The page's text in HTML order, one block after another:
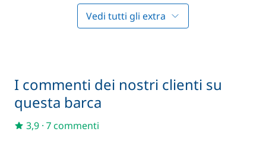
Costi amministrativi/spese di
Incluso nel prezzo
—
In opzione
Vedi tutti gli extra
I commenti dei nostri clienti su
questa barca
3,9 · 7 commenti